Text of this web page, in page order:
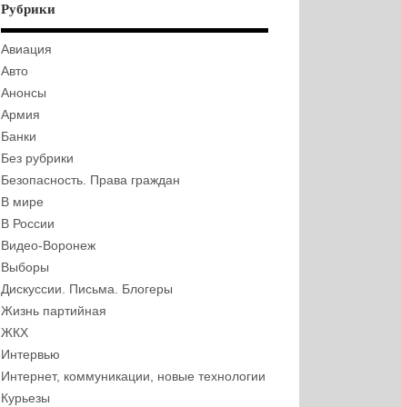
Рубрики
Авиация
Авто
Анонсы
Армия
Банки
Без рубрики
Безопасность. Права граждан
В мире
В России
Видео-Воронеж
Выборы
Дискуссии. Письма. Блогеры
Жизнь партийная
ЖКХ
Интервью
Интернет, коммуникации, новые технологии
Курьезы